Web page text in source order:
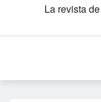
La revista